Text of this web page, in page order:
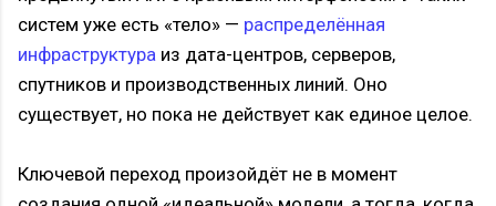
систем уже есть «тело» — распределённая
инфраструктура из дата-центров, серверов,
спутников и производственных линий. Оно
существует, но пока не действует как единое целое.
Ключевой переход произойдёт не в момент